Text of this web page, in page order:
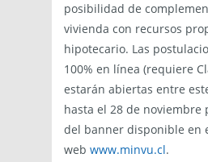
posibilidad de
vivienda con recursos
hipotecario. Las
100% en línea (requiere
estarán abiertas entre
hasta el 28 de noviembre
del banner disponible en
web www.minvu.cl.